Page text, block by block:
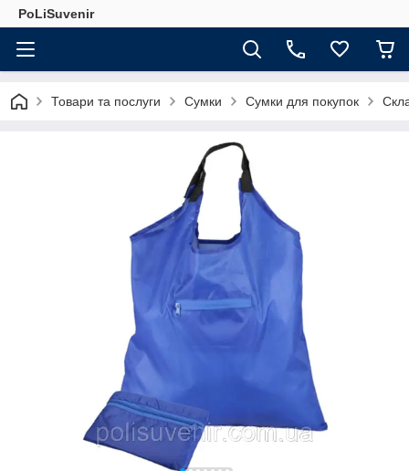
PoLiSuvenir
Товари та послуги Сумки Сумки для покупок